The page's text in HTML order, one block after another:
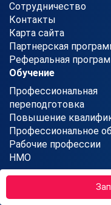
Сотрудничество
Контакты
Карта сайта
Партнерская
Реферальная
Обучение
Профессиональная
переподготовка
Повышение
Профессиональное
Рабочие профессии
НМО
ОГРН -